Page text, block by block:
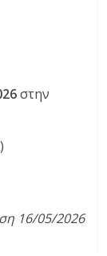
στην
16/05/2026